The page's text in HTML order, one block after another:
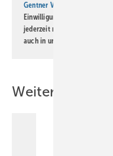
Gentner Verlag GmbH & Co.
Einwilligung kann ich
jederzeit möglich.
auch in unserer
Weitere Inhalte